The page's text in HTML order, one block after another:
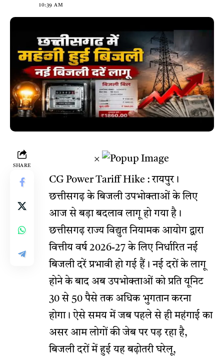
10:39 AM
SHARE
×
CG Power Tariff Hike : रायपुर।
छत्तीसगढ़ के बिजली उपभोक्ताओं के लिए
आज से बड़ा बदलाव लागू हो गया है।
छत्तीसगढ़ राज्य विद्युत नियामक आयोग द्वारा
वित्तीय वर्ष 2026-27 के लिए निर्धारित नई
बिजली दरें प्रभावी हो गई हैं। नई दरों के लागू
होने के बाद अब उपभोक्ताओं को प्रति यूनिट
30 से 50 पैसे तक अधिक भुगतान करना
होगा। ऐसे समय में जब पहले से ही महंगाई का
असर आम लोगों की जेब पर पड़ रहा है,
बिजली दरों में हुई यह बढ़ोतरी घरेलू,